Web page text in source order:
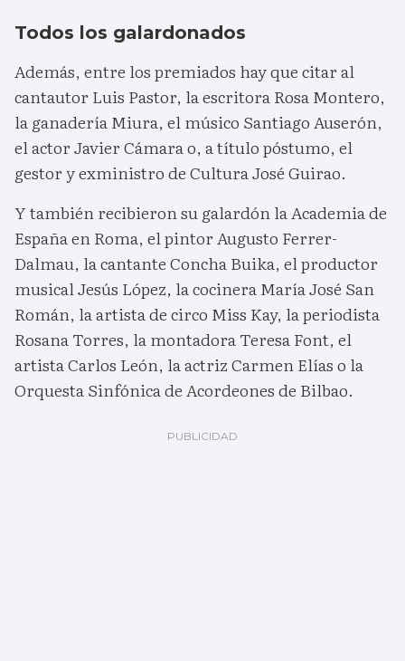
Todos los galardonados
Además, entre los premiados hay que citar al
cantautor Luis Pastor, la escritora Rosa Montero,
la ganadería Miura, el músico Santiago Auserón,
el actor Javier Cámara o, a título póstumo, el
gestor y exministro de Cultura José Guirao.
Y también recibieron su galardón la Academia de
España en Roma, el pintor Augusto Ferrer-
Dalmau, la cantante Concha Buika, el productor
musical Jesús López, la cocinera María José San
Román, la artista de circo Miss Kay, la periodista
Rosana Torres, la montadora Teresa Font, el
artista Carlos León, la actriz Carmen Elías o la
Orquesta Sinfónica de Acordeones de Bilbao.